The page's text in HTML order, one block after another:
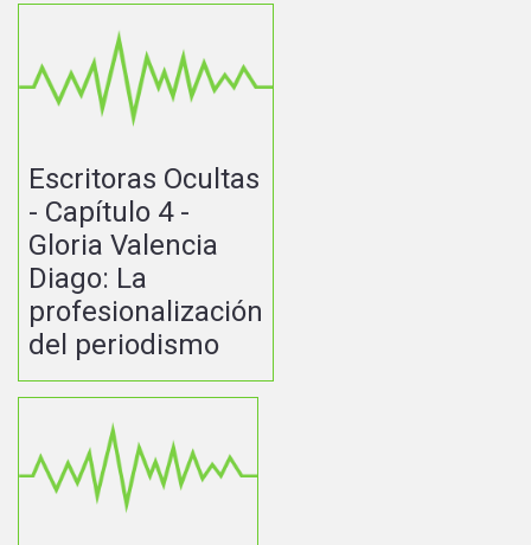
Escritoras Ocultas
- Capítulo 4 -
Gloria Valencia
Diago: La
profesionalización
del periodismo